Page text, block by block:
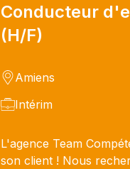
Conducteur
(H/F)
Amiens
Intérim
L'agence Team
son client ! Nous